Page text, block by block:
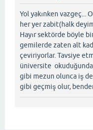
Yol yakınken vazgeç...
her yer zabit(halk
Hayır sektörde böyle
gemilerde zaten alt
çeviriyorlar. Tavsiye
üniversite
gibi mezun olunca iş
gibi geçmiş olur,